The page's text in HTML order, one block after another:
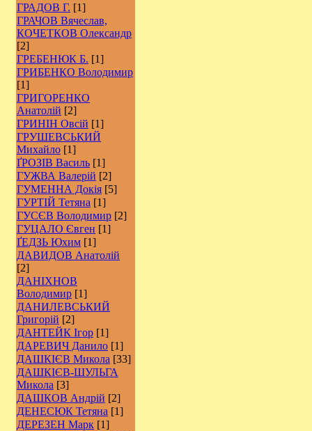
ГРАДОВ Г. [1]
ГРАЧОВ Вячеслав,
КОЧЕТКОВ Олександр
[2]
ГРЕБЕНЮК Б. [1]
ГРИБЕНКО Володимир
[1]
ГРИГОРЕНКО
Анатолій [2]
ГРИНІН Овсій [1]
ГРУШЕВСЬКИЙ
Михайло [1]
ҐРОЗІВ Василь [1]
ГУЖВА Валерій [2]
ГУМЕННА Докія [5]
ГУРТІЙ Тетяна [1]
ГУСЄВ Володимир [2]
ГУЦАЛО Євген [1]
ҐЕДЗЬ Юхим [1]
ДАВИДОВ Анатолій
[2]
ДАНІХНОВ
Володимир [1]
ДАНИЛЕВСЬКИЙ
Григорій [2]
ДАНТЕЙК Ігор [1]
ДАРЕВИЧ Данило [1]
ДАШКІЄВ Микола [33]
ДАШКІЄВ-ШУЛЬГА
Микола [3]
ДАШКОВ Андрій [2]
ДЕНЕСЮК Тетяна [1]
ДЕРЕЗЕН Марк [1]